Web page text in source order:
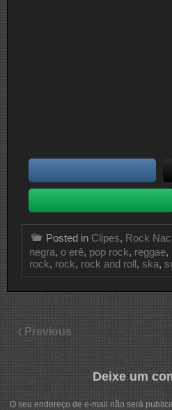
Posted in Clipes, Rock
negra, o erê, pop rock, reggae,
rock, rock, rock and roll, ska,
Previous
Deixe um
O seu endereço de e-mail não será